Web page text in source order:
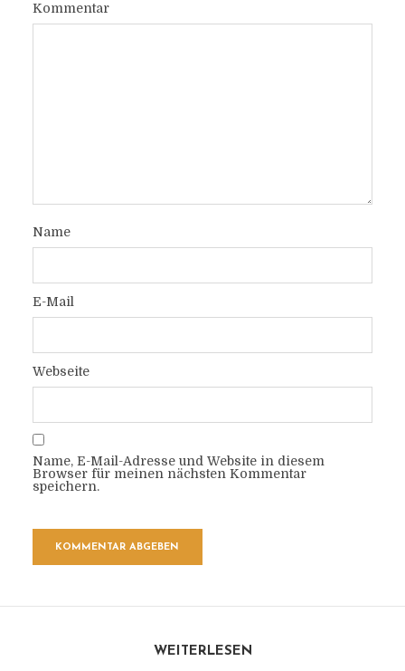
Kommentar
Name
E-Mail
Webseite
Name, E-Mail-Adresse und Website in diesem
Browser für meinen nächsten Kommentar
speichern.
WEITERLESEN